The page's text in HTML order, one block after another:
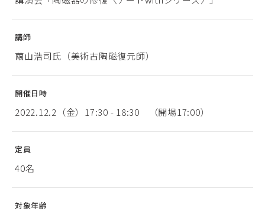
講師
繭山浩司氏（美術古陶磁復元師）
開催日時
2022.12.2（金）17:30 - 18:30 （開場17:00）
定員
40名
対象年齢